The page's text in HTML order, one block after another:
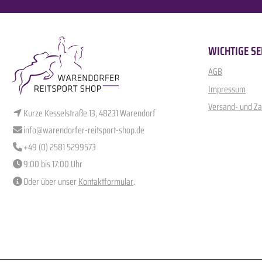
Kurze Kesselstraße 13, 48231 Warendorf
info@warendorfer-reitsport-shop.de
+49 (0) 2581 5299573
9:00 bis 17:00 Uhr
Oder über unserKontaktformular.
WICHTIGE
AGB
Impressum
Versand- und